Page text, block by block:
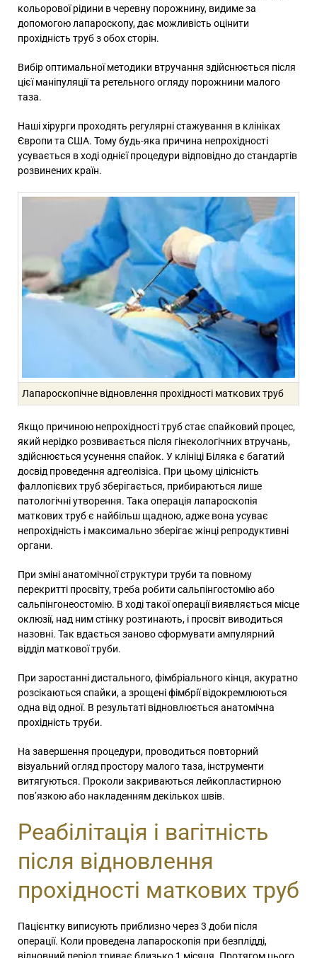
кольорової рідини в черевну порожнину, видиме за
допомогою лапароскопу, дає можливість оцінити
прохідність труб з обох сторін.
Вибір оптимальної методики втручання здійснюється після
цієї маніпуляції та ретельного огляду порожнини малого
таза.
Наші хірурги проходять регулярні стажування в клініках
Європи та США. Тому будь-яка причина непрохідності
усувається в ході однієї процедури відповідно до стандартів
розвинених країн.
Лапароскопічне відновлення прохідності маткових труб
Якщо причиною непрохідності труб стає спайковий процес,
який нерідко розвивається після гінекологічних втручань,
здійснюється усунення спайок. У клініці Біляка є багатий
досвід проведення адгеолізіса. При цьому цілісність
фаллопієвих труб зберігається, прибираються лише
патологічні утворення. Така операція лапароскопія
маткових трубє найбільш щадною, адже вона усуває
непрохідність і максимально зберігає жінці репродуктивні
органи.
При зміні анатомічної структури труби та повному
перекритті просвіту, треба робити сальпінгостомію або
сальпінгонеостомію. В ході такої операції виявляється місце
оклюзії, над ним стінку розтинають, і просвіт виводиться
назовні. Так вдається заново сформувати ампулярний
відділ маткової труби.
При заростанні дистального, фімбріального кінця, акуратно
розсікаються спайки, а зрощені фімбрії відокремлюються
одна від одної. В результаті відновлюється анатомічна
прохідність труби.
На завершення процедури, проводиться повторний
візуальний огляд простору малого таза, інструменти
витягуються. Проколи закриваються лейкопластирною
пов’язкою або накладенням декількох швів.
Реабілітація і вагітність
після відновлення
прохідності маткових труб
Пацієнтку виписують приблизно через 3 доби після
операції. Коли проведена лапароскопія при безплідді,
відновний період триває близько 1 місяця. Протягом цього